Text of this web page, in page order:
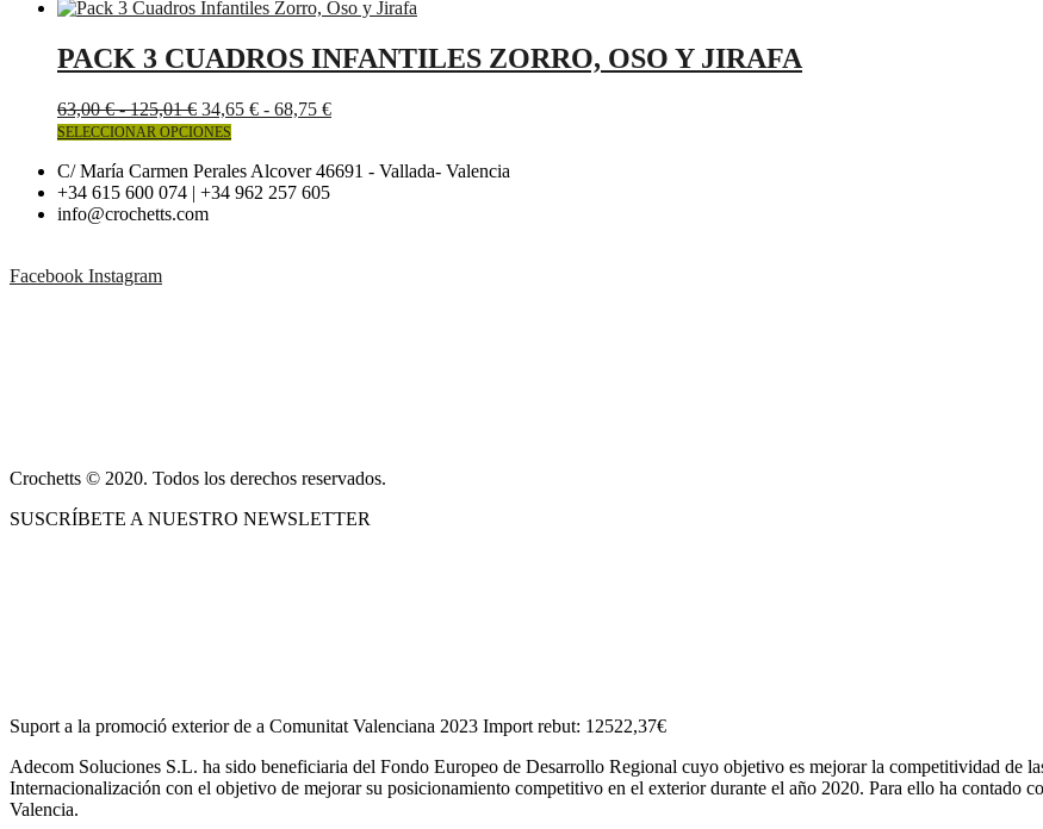
PACK 3 CUADROS INFANTILES ZORRO, OSO Y JIRAFA
63,00€ - 125,01€Rango
de
desde
63,00 €
hasta
34,65 € - 68,75 €Rango
desde
SELECCIONAR OPCIONESEste
tiene
múltiples
C/ María Carmen Perales Alcover 46691 - Vallada- Valencia
+34 615 600 074 | +34 962 257 605
info@crochetts.com
Facebook Instagram
Crochetts © 2020. Todos los derechos reservados.
SUSCRÍBETE A NUESTRO NEWSLETTER
Suport a la promoció exterior de a Comunitat Valenciana 2023 Import rebut: 12522,37€
Adecom Soluciones S.L. ha sido beneficiaria del Fondo Europeo de Desarrollo Regional cuyo objetivo es mejorar la competitividad de
Internacionalización con el objetivo de mejorar su posicionamiento competitivo en el exterior durante el año 2020. Para ello ha contado
Valencia.